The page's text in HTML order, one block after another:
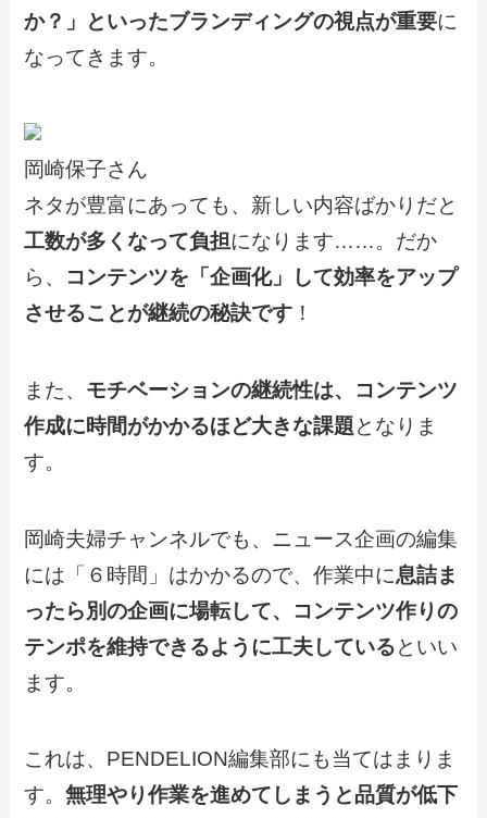
か？」といったブランディングの視点が重要に
なってきます。
岡崎保子さん
ネタが豊富にあっても、新しい内容ばかりだと
工数が多くなって負担になります……。だか
ら、 コンテンツを「企画化」して効率をアップ
させることが継続の秘訣です ！
また、 モチベーションの継続性は、コンテンツ
作成に時間がかかるほど大きな課題となりま
す。
岡崎夫婦チャンネルでも、ニュース企画の編集
には「６時間」はかかるので、作業中に息詰ま
ったら別の企画に場転して、コンテンツ作りの
テンポを維持できるように工夫しているといい
ます。
これは、PENDELION編集部にも当てはまりま
す。無理やり作業を進めてしまうと品質が低下